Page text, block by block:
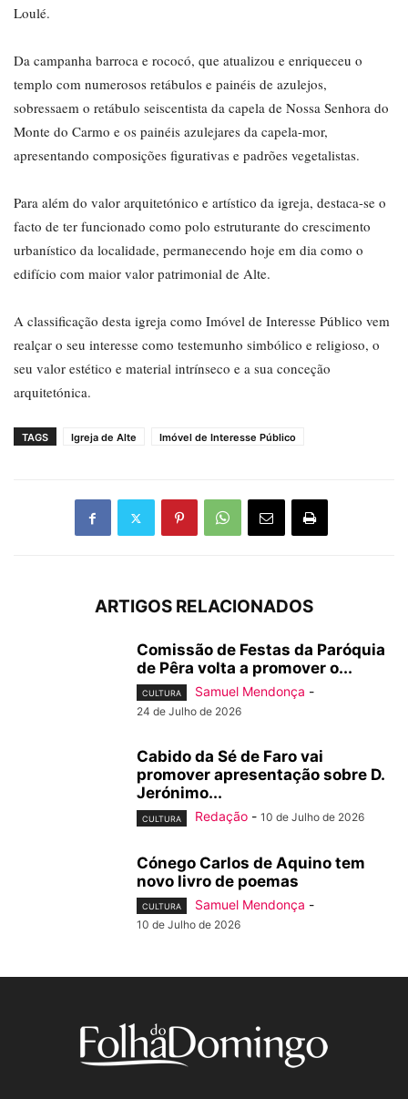
Loulé.
Da campanha barroca e rococó, que atualizou e enriqueceu o
templo com numerosos retábulos e painéis de azulejos,
sobressaem o retábulo seiscentista da capela de Nossa Senhora do
Monte do Carmo e os painéis azulejares da capela-mor,
apresentando composições figurativas e padrões vegetalistas.
Para além do valor arquitetónico e artístico da igreja, destaca-se o
facto de ter funcionado como polo estruturante do crescimento
urbanístico da localidade, permanecendo hoje em dia como o
edifício com maior valor patrimonial de Alte.
A classificação desta igreja como Imóvel de Interesse Público vem
realçar o seu interesse como testemunho simbólico e religioso, o
seu valor estético e material intrínseco e a sua conceção
arquitetónica.
TAGS Igreja de Alte Imóvel de Interesse Público
ARTIGOS RELACIONADOS
Comissão de Festas da Paróquia
de Pêra volta a promover o...
CULTURA Samuel Mendonça -
24 de Julho de 2026
Cabido da Sé de Faro vai
promover apresentação sobre D.
Jerónimo...
CULTURA Redação - 10 de Julho de 2026
Cónego Carlos de Aquino tem
novo livro de poemas
CULTURA Samuel Mendonça -
10 de Julho de 2026